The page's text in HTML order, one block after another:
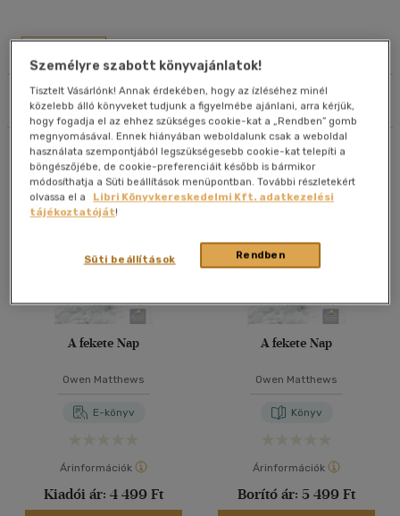
Művei
Szűrés Rendezés
Cím szerint A-Z
Szerző szerint A-Z
Megjelenítés
20 db / oldal
40 db / oldal
Alkalmaz
Összesen3db
A fekete Nap
Owen Matthews
E-könyv
Árinformációk
Kiadói ár: 4 499 Ft
A fekete Nap
Owen Matthews
Könyv
Árinformációk
Borító ár: 5 499 Ft
Személyre szabott könyvajánlatok!
Tisztelt Vásárlónk! Annak érdekében, hogy az ízléséhez minél
közelebb álló könyveket tudjunk a figyelmébe ajánlani, arra kérjük,
hogy fogadja el az ehhez szükséges cookie-kat a „Rendben” gomb
megnyomásával. Ennek hiányában weboldalunk csak a weboldal
használata szempontjából legszükségesebb cookie-kat telepíti a
böngészőjébe, de cookie-preferenciáit később is bármikor
módosíthatja a Süti beállítások menüpontban. További részletekért
olvassa el a
Libri Könyvkereskedelmi Kft. adatkezelési
tájékoztatóját!
Rendben
Süti beállítások